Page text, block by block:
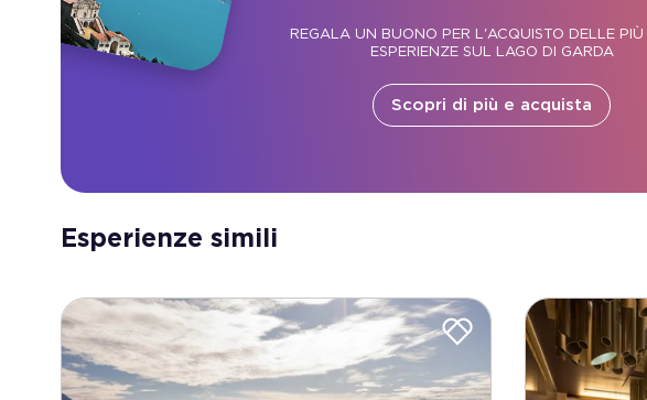
REGALA UN BUONO PER L'ACQUISTO DELLE PIÙ
ESPERIENZE SUL LAGO DI GARDA
Scopri di più e acquista
Esperienze simili